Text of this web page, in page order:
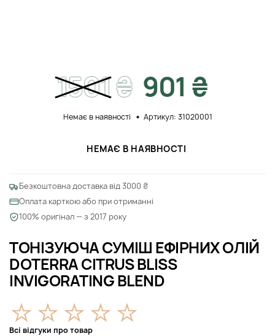
ТОНІЗУЮЧА СУМІШ ЕФІРНИХ ОЛІЙ
DOTERRA CITRUS BLISS
INVIGORATING BLEND
Всі відгуки про товар
1501₴ 901 ₴
Немає в наявності Артикул: 31020001
НЕМАЄ В НАЯВНОСТІ
Безкоштовна доставка від 3000 ₴
Оплата карткою або при отриманні
100% оригінал — з 2017 року